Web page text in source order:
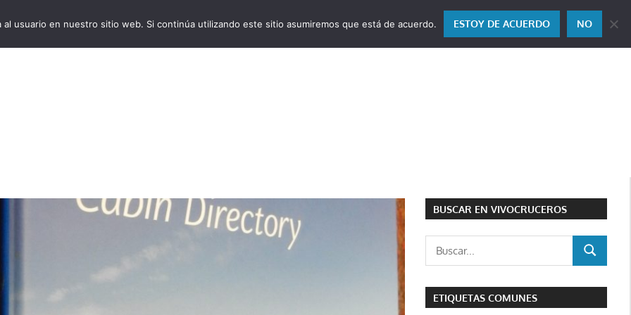
BUSCAR EN VIVOCRUCEROS
BUSCAR
ETIQUETAS COMUNES
usuario en nuestro sitio web. Si continúa utilizando este sitio asumiremos que está de acuerdo. ESTOY DE ACUERDO NO